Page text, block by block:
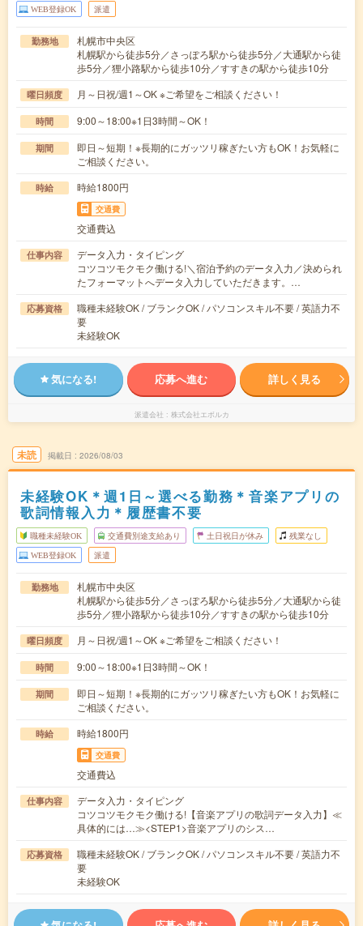
WEB登録OK 派遣
勤務地
札幌市中央区
札幌駅から徒歩5分／さっぽろ駅から徒歩5分／大通駅から徒
歩5分／狸小路駅から徒歩10分／すすきの駅から徒歩10分
曜日頻度 月～日祝/週1～OK ※ご希望をご相談ください！
時間 9:00～18:00※1日3時間～OK！
期間
即日～短期！※長期的にガッツリ稼ぎたい方もOK！お気軽に
ご相談ください。
時給 時給1800円
交通費
交通費込
仕事内容
データ入力・タイピング
コツコツモクモク働ける!＼宿泊予約のデータ入力／決められ
たフォーマットへデータ入力していただきます。…
応募資格
職種未経験OK / ブランクOK / パソコンスキル不要 / 英語力不
要
未経験OK
気になる! 応募へ進む 詳しく見る
派遣会社 株式会社エボルカ
未読 掲載日 2026/08/03
未経験OK＊週1日～選べる勤務＊音楽アプリの
歌詞情報入力＊履歴書不要
職種未経験OK 交通費別途支給あり 土日祝日が休み 残業なし
WEB登録OK 派遣
勤務地
札幌市中央区
札幌駅から徒歩5分／さっぽろ駅から徒歩5分／大通駅から徒
歩5分／狸小路駅から徒歩10分／すすきの駅から徒歩10分
曜日頻度 月～日祝/週1～OK ※ご希望をご相談ください！
時間 9:00～18:00※1日3時間～OK！
期間
即日～短期！※長期的にガッツリ稼ぎたい方もOK！お気軽に
ご相談ください。
時給 時給1800円
交通費
交通費込
仕事内容
データ入力・タイピング
コツコツモクモク働ける!【音楽アプリの歌詞データ入力】≪
具体的には…≫<STEP1>音楽アプリのシス…
応募資格
職種未経験OK / ブランクOK / パソコンスキル不要 / 英語力不
要
未経験OK